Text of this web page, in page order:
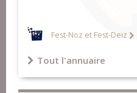
Fest-Noz et Fest-Deiz
Tout l'annuaire